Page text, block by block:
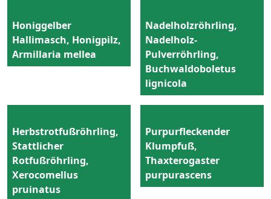
Honiggelber
Hallimasch, Honigpilz,
Armillaria mellea
Nadelholzröhrling,
Nadelholz-
Pulverröhrling,
Buchwaldoboletus
lignicola
Herbstrotfußröhrling,
Stattlicher
Rotfußröhrling,
Xerocomellus
pruinatus
Purpurfleckender
Klumpfuß,
Thaxterogaster
purpurascens